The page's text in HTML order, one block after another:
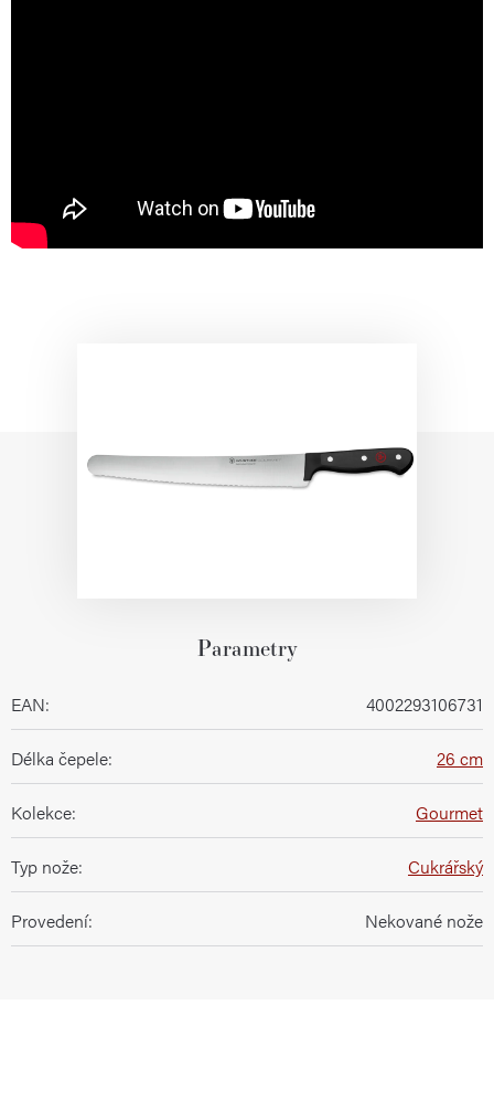
Parametry
EAN: 4002293106731
Délka čepele: 26 cm
Kolekce: Gourmet
Typ nože: Cukrářský
Provedení: Nekované nože